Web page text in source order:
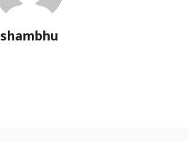
shambhu